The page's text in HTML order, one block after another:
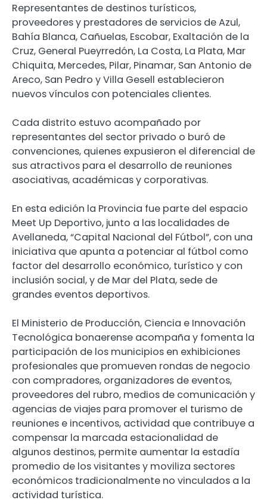
Representantes de destinos turísticos,
proveedores y prestadores de servicios de Azul,
Bahía Blanca, Cañuelas, Escobar, Exaltación de la
Cruz, General Pueyrredón, La Costa, La Plata, Mar
Chiquita, Mercedes, Pilar, Pinamar, San Antonio de
Areco, San Pedro y Villa Gesell establecieron
nuevos vínculos con potenciales clientes.
Cada distrito estuvo acompañado por
representantes del sector privado o buró de
convenciones, quienes expusieron el diferencial de
sus atractivos para el desarrollo de reuniones
asociativas, académicas y corporativas.
En esta edición la Provincia fue parte del espacio
Meet Up Deportivo, junto a las localidades de
Avellaneda, “Capital Nacional del Fútbol”, con una
iniciativa que apunta a potenciar al fútbol como
factor del desarrollo económico, turístico y con
inclusión social, y de Mar del Plata, sede de
grandes eventos deportivos.
El Ministerio de Producción, Ciencia e Innovación
Tecnológica bonaerense acompaña y fomenta la
participación de los municipios en exhibiciones
profesionales que promueven rondas de negocio
con compradores, organizadores de eventos,
proveedores del rubro, medios de comunicación y
agencias de viajes para promover el turismo de
reuniones e incentivos, actividad que contribuye a
compensar la marcada estacionalidad de
algunos destinos, permite aumentar la estadía
promedio de los visitantes y moviliza sectores
económicos tradicionalmente no vinculados a la
actividad turística.